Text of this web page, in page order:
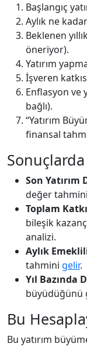
Başlangıç
Aylık ne
Beklenen
öneriyor).
Yatırım
İşveren
Enflasyon ve
bağlı).
“Yatırım
finansal
Son Yatırım
değer
Toplam
bileşik
analizi.
Aylık
tahmini gelir.
Yıl Bazında
büyüdüğünü
Bu
Bu yatırım